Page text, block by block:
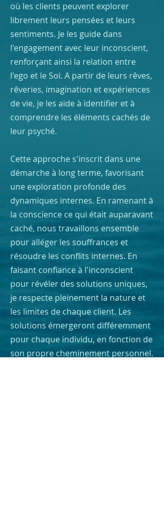
où les clients peuvent explorer
librement leurs pensées et leurs
sentiments. Je les guide dans
l'engagement avec leur inconscient,
renforçant ainsi la relation entre
l'ego et le Soi. A partir de leurs rêves,
rêveries, imagination et expériences
de vie, je les aide à identifier et à
comprendre les éléments cachés de
leur psyché.
Cette approche s'inscrit dans une
démarche à long terme, favorisant
une exploration profonde des
dynamiques internes. En ramenant à
la conscience ce qui était auparavant
caché, nous travaillons ensemble
pour alléger les souffrances et
résoudre les conflits internes. En
faisant confiance à l'inconscient
pour révéler des solutions uniques,
je respecte pleinement la nature et
les limites de chaque client. Les
solutions émergeront différemment
pour chaque individu, en fonction de
son propre cheminement personnel.